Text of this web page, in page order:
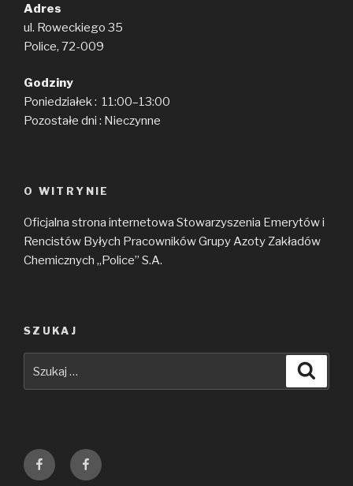
Adres
ul. Roweckiego 35
Police, 72-009
Godziny
Poniedziałek : 11:00–13:00
Pozostałe dni : Nieczynne
O WITRYNIE
Oficjalna strona internetowa Stowarzyszenia Emerytów i
Rencistów Byłych Pracowników Grupy Azoty Zakładów
Chemicznych „Police” S.A.
SZUKAJ
Grupa
Emerytów
Grupa
Azoty